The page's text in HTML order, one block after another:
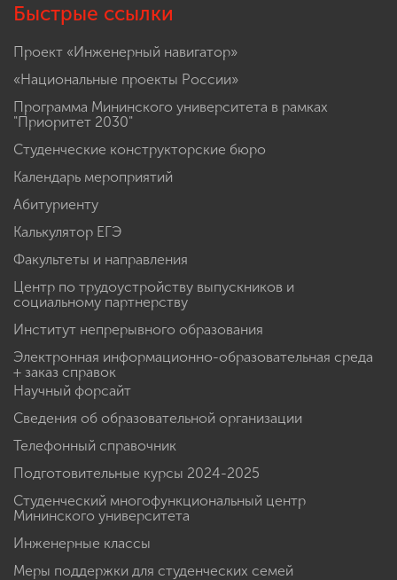
Быстрые ссылки
Проект «Инженерный навигатор»
«Национальные проекты России»
Программа Мининского университета в рамках
"Приоритет 2030"
Студенческие конструкторские бюро
Календарь мероприятий
Абитуриенту
Калькулятор ЕГЭ
Факультеты и направления
Центр по трудоустройству выпускников и
социальному партнерству
Институт непрерывного образования
Электронная информационно-образовательная среда
+ заказ справок
Научный форсайт
Сведения об образовательной организации
Телефонный справочник
Подготовительные курсы 2024-2025
Студенческий многофункциональный центр
Мининского университета
Инженерные классы
Меры поддержки для студенческих семей